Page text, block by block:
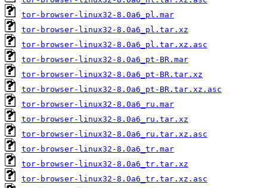
tor-browser-linux32-8.0a6_pl.mar
tor-browser-linux32-8.0a6_pl.tar.xz
tor-browser-linux32-8.0a6_pl.tar.xz.asc
tor-browser-linux32-8.0a6_pt-BR.mar
tor-browser-linux32-8.0a6_pt-BR.tar.xz
tor-browser-linux32-8.0a6_pt-BR.tar.xz.asc
tor-browser-linux32-8.0a6_ru.mar
tor-browser-linux32-8.0a6_ru.tar.xz
tor-browser-linux32-8.0a6_ru.tar.xz.asc
tor-browser-linux32-8.0a6_tr.mar
tor-browser-linux32-8.0a6_tr.tar.xz
tor-browser-linux32-8.0a6_tr.tar.xz.asc